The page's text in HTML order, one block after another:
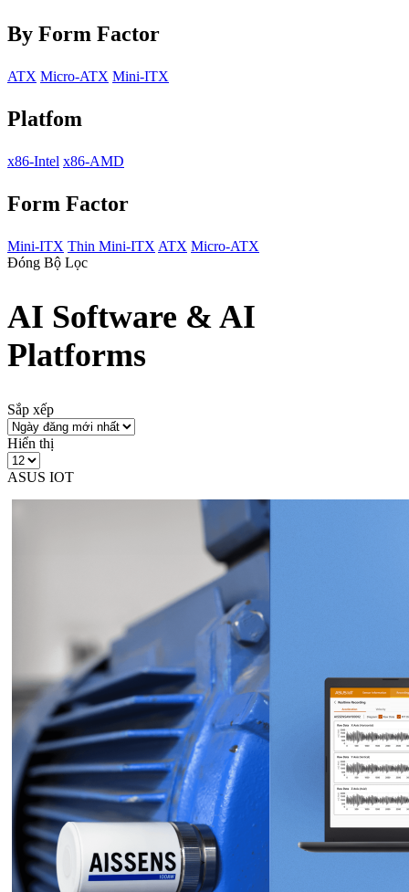
By Form Factor
ATX Micro-ATX Mini-ITX
Platfom
x86-Intel x86-AMD
Form Factor
Mini-ITX Thin Mini-ITX ATX Micro-ATX
Đóng Bộ Lọc
AI Software & AI
Platforms
Sắp xếp
Hiển thị
ASUS IOT